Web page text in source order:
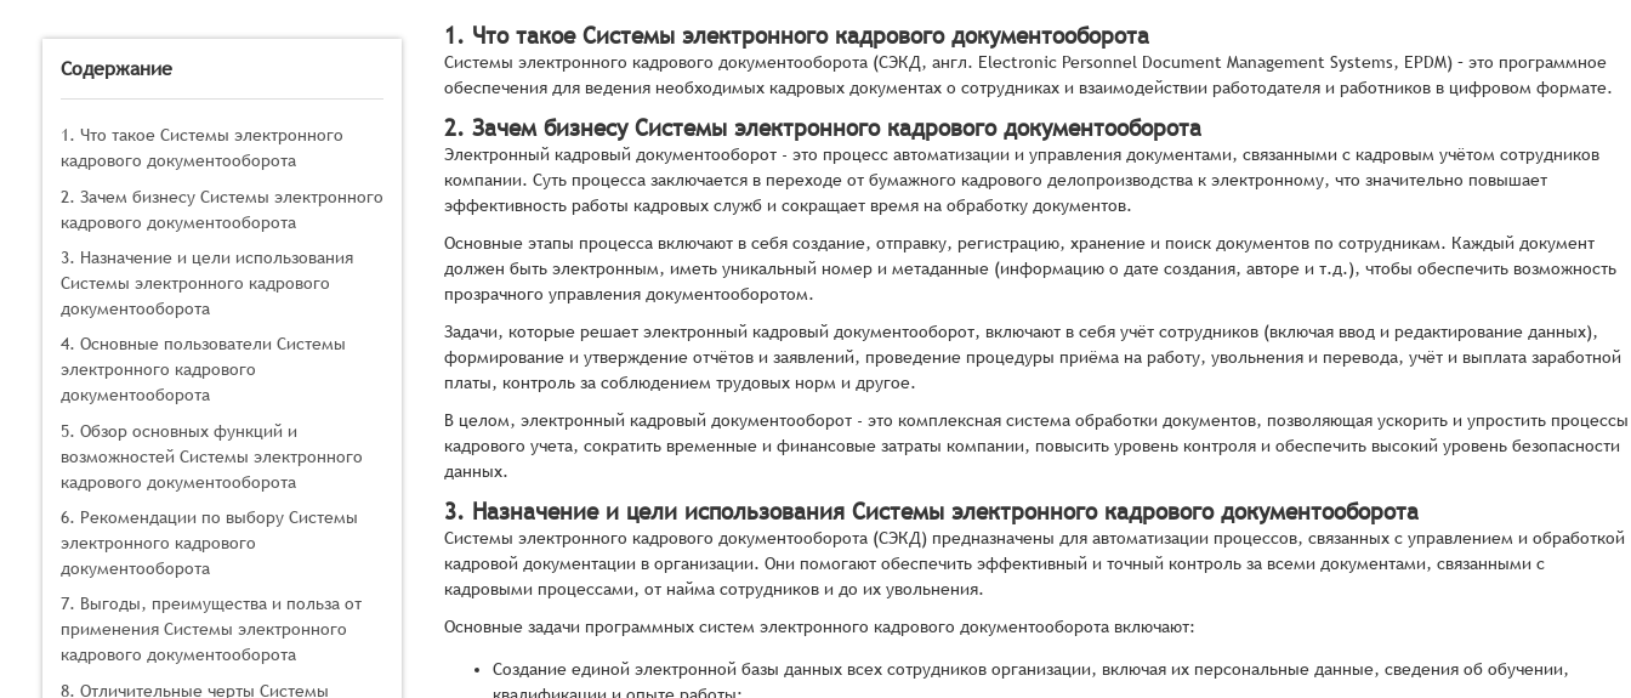
Содержание
1. Что такое Системы электронного
кадрового документооборота
2. Зачем бизнесу Системы электронного
кадрового документооборота
3. Назначение и цели использования
Системы электронного кадрового
документооборота
4. Основные пользователи Системы
электронного кадрового
документооборота
5. Обзор основных функций и
возможностей Системы электронного
кадрового документооборота
6. Рекомендации по выбору Системы
электронного кадрового
документооборота
7. Выгоды, преимущества и польза от
применения Системы электронного
кадрового документооборота
8. Отличительные черты Системы
1. Что такое Системы электронного кадрового документооборота
Системы электронного кадрового документооборота (СЭКД, англ. Electronic Personnel Document Management Systems, EPDM) – это программное
обеспечения для ведения необходимых кадровых документах о сотрудниках и взаимодействии работодателя и работников в цифровом формате.
2. Зачем бизнесу Системы электронного кадрового документооборота
Электронный кадровый документооборот - это процесс автоматизации и управления документами, связанными с кадровым учётом сотрудников
компании. Суть процесса заключается в переходе от бумажного кадрового делопроизводства к электронному, что значительно повышает
эффективность работы кадровых служб и сокращает время на обработку документов.
Основные этапы процесса включают в себя создание, отправку, регистрацию, хранение и поиск документов по сотрудникам. Каждый документ
должен быть электронным, иметь уникальный номер и метаданные (информацию о дате создания, авторе и т.д.), чтобы обеспечить возможность
прозрачного управления документооборотом.
Задачи, которые решает электронный кадровый документооборот, включают в себя учёт сотрудников (включая ввод и редактирование данных),
формирование и утверждение отчётов и заявлений, проведение процедуры приёма на работу, увольнения и перевода, учёт и выплата заработной
платы, контроль за соблюдением трудовых норм и другое.
В целом, электронный кадровый документооборот - это комплексная система обработки документов, позволяющая ускорить и упростить процессы
кадрового учета, сократить временные и финансовые затраты компании, повысить уровень контроля и обеспечить высокий уровень безопасности
данных.
3. Назначение и цели использования Системы электронного кадрового документооборота
Системы электронного кадрового документооборота (СЭКД) предназначены для автоматизации процессов, связанных с управлением и обработкой
кадровой документации в организации. Они помогают обеспечить эффективный и точный контроль за всеми документами, связанными с
кадровыми процессами, от найма сотрудников и до их увольнения.
Основные задачи программных систем электронного кадрового документооборота включают:
Создание единой электронной базы данных всех сотрудников организации, включая их персональные данные, сведения об обучении,